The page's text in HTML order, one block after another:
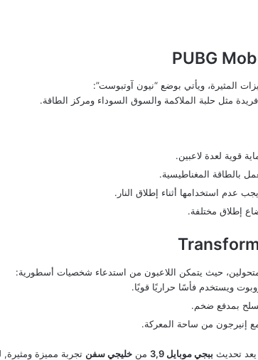
المثيرة، ويأتي بوضع “نيون آوتبوست”:
مثل حلبة الملاكمة والسوق السوداء ومركز الطاقة.
قوية لعدة لاعبين.
بالطاقة المغناطيسية.
عدم استخدامها أثناء إطلاق النار.
إطلاق مختلفة.
حيث يتمكن اللاعبون من استدعاء شخصيات أسطورية:
ويستخدم فأسًا حراريًا قويًا.
بمدفع ضخم.
إنيرجون من ساحة المعركة.
يعد تحديث ببجي موبايل 3,9 من خليجي سفن تجربة مميزة